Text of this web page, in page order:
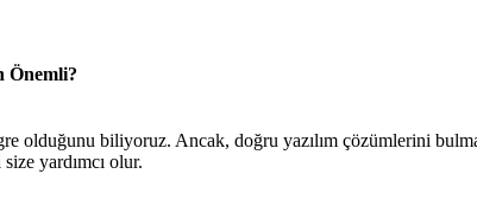
Önemli?
olduğunu biliyoruz. Ancak, doğru yazılım çözümlerini
yardımcı olur.